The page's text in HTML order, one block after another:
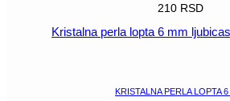
210 RSD
Kristalna perla lopta 6 mm
KRISTALNA PERLA LOPTA